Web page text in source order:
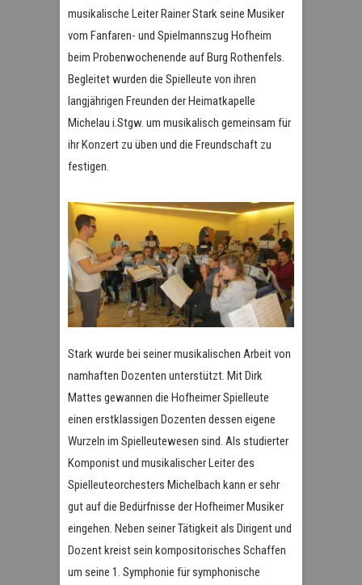
musikalische Leiter Rainer Stark seine Musiker
vom Fanfaren- und Spielmannszug Hofheim
beim Probenwochenende auf Burg Rothenfels.
Begleitet wurden die Spielleute von ihren
langjährigen Freunden der Heimatkapelle
Michelau i.Stgw. um musikalisch gemeinsam für
ihr Konzert zu üben und die Freundschaft zu
festigen.
Stark wurde bei seiner musikalischen Arbeit von
namhaften Dozenten unterstützt. Mit Dirk
Mattes gewannen die Hofheimer Spielleute
einen erstklassigen Dozenten dessen eigene
Wurzeln im Spielleutewesen sind. Als studierter
Komponist und musikalischer Leiter des
Spielleuteorchesters Michelbach kann er sehr
gut auf die Bedürfnisse der Hofheimer Musiker
eingehen. Neben seiner Tätigkeit als Dirigent und
Dozent kreist sein kompositorisches Schaffen
um seine 1. Symphonie für symphonische